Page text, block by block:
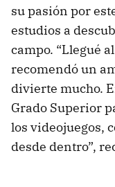
su pasión por
estudios a
campo. “Llegué
recomendó un
divierte mucho.
Grado Superior
los videojuegos,
desde dentro”,